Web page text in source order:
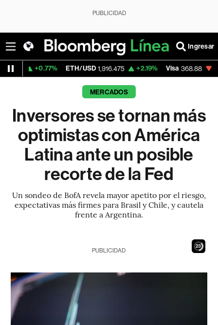
PUBLICIDAD
Ingresar
ETH/USD 1,916.475 +2.19% Visa 368.88 -0.19%
MERCADOS
Inversores se tornan más
optimistas con América
Latina ante un posible
recorte de la Fed
Un sondeo de BofA revela mayor apetito por el riesgo,
expectativas más firmes para Brasil y Chile, y cautela
frente a Argentina.
22
PUBLICIDAD